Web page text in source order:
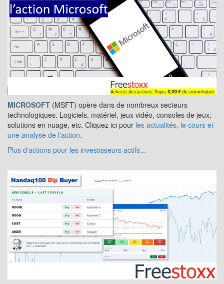
MICROSOFT (MSFT) opère dans de nombreux secteurs
technologiques. Logiciels, matériel, jeux vidéo, consoles de jeux,
solutions en nuage, etc. Cliquez ici pour les actualités, le cours et
une analyse de l'action.
Plus d'actions pour les investisseurs actifs...